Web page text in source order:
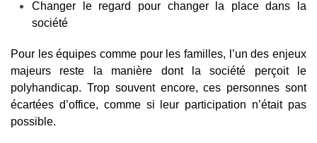
Changer le regard pour changer la place dans la
société
Pour les équipes comme pour les familles, l’un des enjeux
majeurs reste la manière dont la société perçoit le
polyhandicap. Trop souvent encore, ces personnes sont
écartées d’office, comme si leur participation n’était pas
possible.